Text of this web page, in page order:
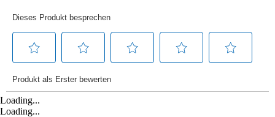
Loading...
Loading...